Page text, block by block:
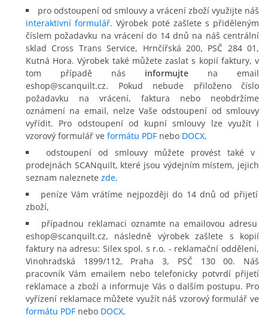
pro odstoupení od smlouvy a vrácení zboží využijte náš
interaktivní formulář. Výrobek poté zašlete s přiděleným
číslem požadavku na vrácení do 14 dnů na náš centrální
sklad Cross Trans Service, Hrnčířská 200, PSČ 284 01,
Kutná Hora. Výrobek také můžete zaslat s kopií faktury, v
tom případě nás informujte na email
eshop@scanquilt.cz. Pokud nebude přiloženo číslo
požadavku na vrácení, faktura nebo neobdržíme
oznámení na email, nelze Vaše odstoupení od smlouvy
vyřídit. Pro odstoupení od kupní smlouvy lze využít i
vzorový formulář ve formátu PDF nebo DOCX,
odstoupení od smlouvy můžete provést také v
prodejnách SCANquilt, které jsou výdejním místem, jejich
seznam naleznete zde,
peníze Vám vrátíme nejpozději do 14 dnů od přijetí
zboží,
případnou reklamaci oznamte na emailovou adresu
eshop@scanquilt.cz, následně výrobek zašlete s kopií
faktury na adresu: Silex spol. s r.o. - reklamační oddělení,
Vinohradská 1899/112, Praha 3, PSČ 130 00. Náš
pracovník Vám emailem nebo telefonicky potvrdí přijetí
reklamace a zboží a informuje Vás o dalším postupu. Pro
vyřízení reklamace můžete využít náš vzorový formulář ve
formátu PDF nebo DOCX,